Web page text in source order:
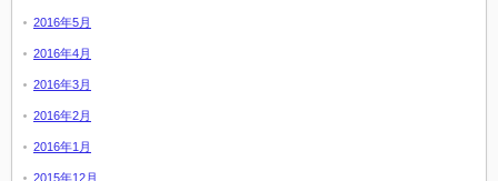
2016年5月
2016年4月
2016年3月
2016年2月
2016年1月
2015年12月